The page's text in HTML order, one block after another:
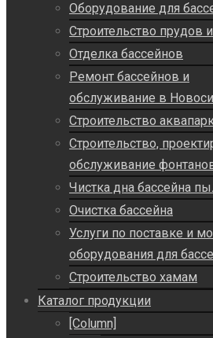
Оборудование для
Строительство прудов
Отделка бассейнов
Ремонт бассейнов и
обслуживание в
Строительство
Строительство,
обслуживание
Чистка дна бассейна
Очистка бассейна
Услуги по поставке и
оборудования для
Строительство хамам
Каталог продукции
[Column]